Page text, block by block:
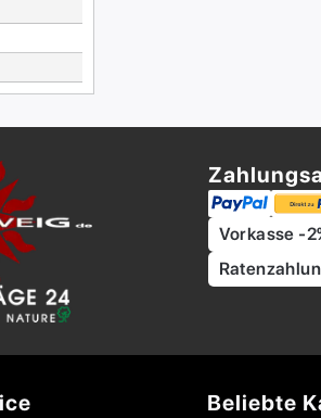
Vorkasse -
Beliebte